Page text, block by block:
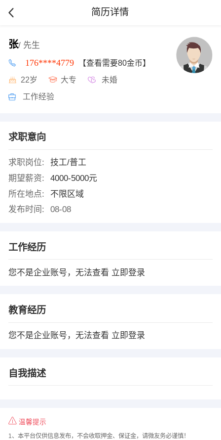
简历详情
张/ 先生
176****4779 【查看需要80金币】
22岁 大专 未婚
工作经验
求职意向
求职岗位:
技工/普工
期望薪资:
4000-5000元
所在地点:
不限区域
发布时间:
08-08
工作经历
您不是企业账号，无法查看 立即登录
教育经历
您不是企业账号，无法查看 立即登录
自我描述
温馨提示
1、本平台仅供信息发布，不会收取押金、保证金，请微友务必谨慎！